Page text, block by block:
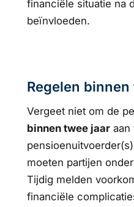
financiële situatie na
beïnvloeden.
Regelen
Vergeet niet om de
binnen twee jaaraan
moeten partijen
Tijdig melden
financiële